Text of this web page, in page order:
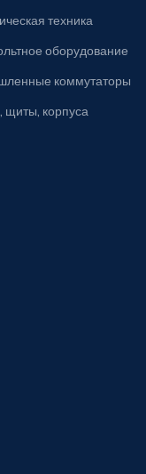
техника
оборудование
коммутаторы
корпуса